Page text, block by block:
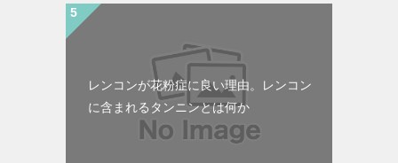
レンコンが花粉症に良い理由。レンコン
に含まれるタンニンとは何か